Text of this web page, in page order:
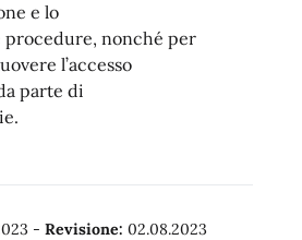
e lo
procedure, nonché per
l’accesso
parte di
- Revisione: 02.08.2023